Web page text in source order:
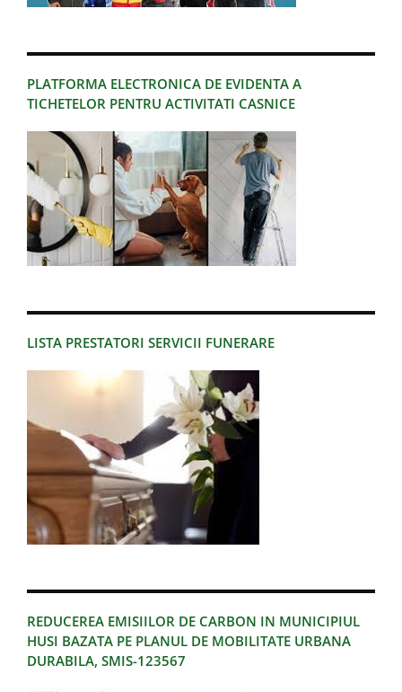
PLATFORMA ELECTRONICA DE EVIDENTA A
TICHETELOR PENTRU ACTIVITATI CASNICE
LISTA PRESTATORI SERVICII FUNERARE
REDUCEREA EMISIILOR DE CARBON IN MUNICIPIUL
HUSI BAZATA PE PLANUL DE MOBILITATE URBANA
DURABILA, SMIS-123567